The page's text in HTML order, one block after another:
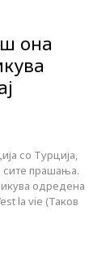
она
со Турција,
сите прашања.
одредена
la vie (Таков